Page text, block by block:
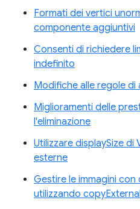
Formati dei vertici
componente aggiuntivi
Consenti di richiedere
indefinito
Modifiche alle regole di
Miglioramenti delle
l'eliminazione
Utilizzare displaySize
esterne
Gestire le immagini
utilizzando